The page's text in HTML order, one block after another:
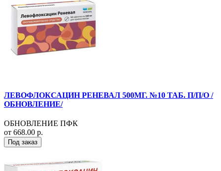
ЛЕВОФЛОКСАЦИН РЕНЕВАЛ 500МГ. №10 ТАБ. П/П/О /
ОБНОВЛЕНИЕ/
ОБНОВЛЕНИЕ ПФК
от 668.00 р.
Под заказ